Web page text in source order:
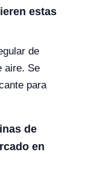
estas
de
aire. Se
para
de
en